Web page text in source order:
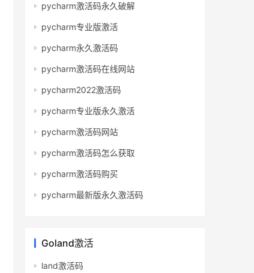
pycharm激活码永久破解
pycharm专业版激活
pycharm永久激活码
pycharm激活码在线网站
pycharm2022激活码
pycharm专业版永久激活
pycharm激活码网站
pycharm激活码怎么获取
pycharm激活码购买
pycharm最新版永久激活码
Goland激活
land激活码